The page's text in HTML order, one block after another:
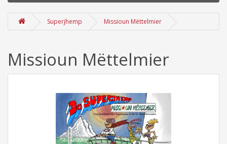
Superjhemp Missioun Mëttelmier
Missioun Mëttelmier